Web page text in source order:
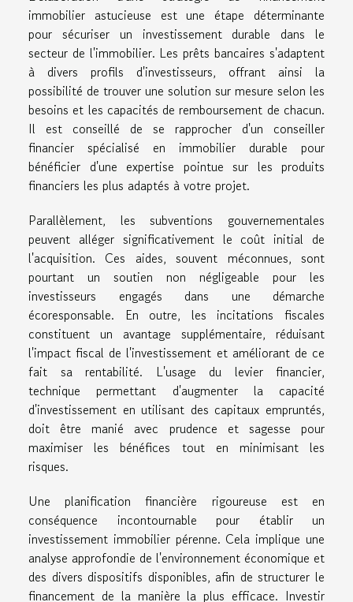
immobilier astucieuse est une étape déterminante
pour sécuriser un investissement durable dans le
secteur de l'immobilier. Les prêts bancaires s'adaptent
à divers profils d'investisseurs, offrant ainsi la
possibilité de trouver une solution sur mesure selon les
besoins et les capacités de remboursement de chacun.
Il est conseillé de se rapprocher d'un conseiller
financier spécialisé en immobilier durable pour
bénéficier d'une expertise pointue sur les produits
financiers les plus adaptés à votre projet.
Parallèlement, les subventions gouvernementales
peuvent alléger significativement le coût initial de
l'acquisition. Ces aides, souvent méconnues, sont
pourtant un soutien non négligeable pour les
investisseurs engagés dans une démarche
écoresponsable. En outre, les incitations fiscales
constituent un avantage supplémentaire, réduisant
l'impact fiscal de l'investissement et améliorant de ce
fait sa rentabilité. L'usage du levier financier,
technique permettant d'augmenter la capacité
d'investissement en utilisant des capitaux empruntés,
doit être manié avec prudence et sagesse pour
maximiser les bénéfices tout en minimisant les
risques.
Une planification financière rigoureuse est en
conséquence incontournable pour établir un
investissement immobilier pérenne. Cela implique une
analyse approfondie de l'environnement économique et
des divers dispositifs disponibles, afin de structurer le
financement de la manière la plus efficace. Investir